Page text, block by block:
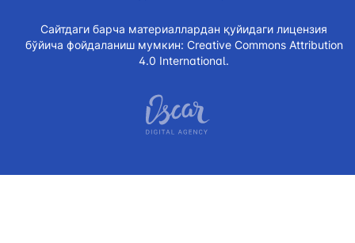
Сайтдаги барча материаллардан қуйидаги лицензия
бўйича фойдаланиш мумкин: Creative Commons Attribution
4.0 International.